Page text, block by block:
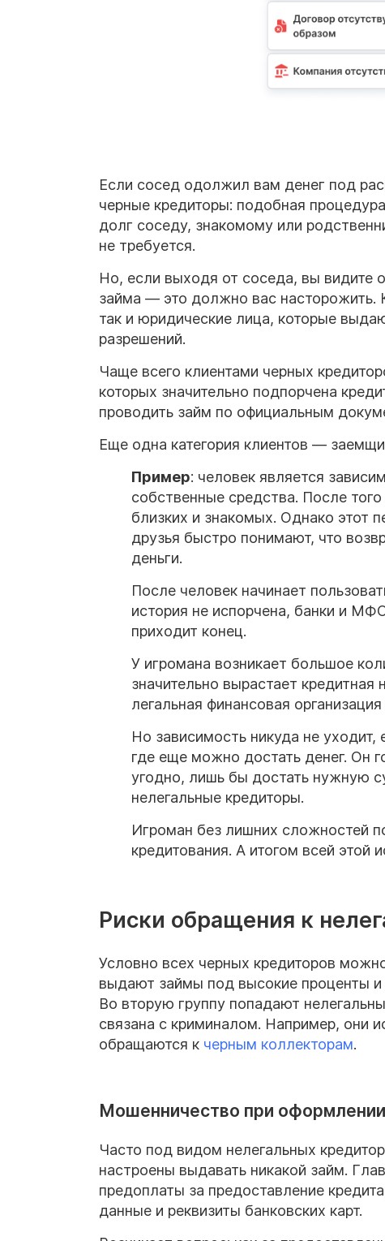
Если сосед одолжил вам денег под
черные кредиторы: подобная
долг соседу, знакомому или
не требуется.
Но, если выходя от соседа, вы видите
займа — это должно вас насторожить.
так и юридические лица, которые
разрешений.
Чаще всего клиентами черных
которых значительно подпорчена
проводить займ по официальным
Еще одна категория клиентов —
Пример: человек является
собственные средства. После
близких и знакомых. Однако этот
друзья быстро понимают, что
деньги.
После человек начинает
история не испорчена, банки и
приходит конец.
У игромана возникает большое
значительно вырастает кредитная
легальная финансовая
Но зависимость никуда не уходит,
где еще можно достать денег. Он
угодно, лишь бы достать нужную
нелегальные кредиторы.
Игроман без лишних сложностей
кредитования. А итогом всей этой
Риски обращения к
Условно всех черных кредиторов
выдают займы под высокие проценты
Во вторую группу попадают
связана с криминалом. Например, они
обращаются к черным коллекторам.
Мошенничество при
Часто под видом нелегальных
настроены выдавать никакой займ.
предоплаты за предоставление
данные и реквизиты банковских карт.